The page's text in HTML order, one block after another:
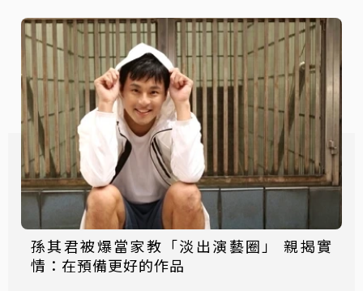
孫其君被爆當家教「淡出演藝圈」 親揭實
情：在預備更好的作品